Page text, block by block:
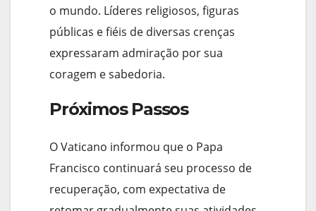
o mundo. Líderes religiosos, figuras
públicas e fiéis de diversas crenças
expressaram admiração por sua
coragem e sabedoria.
Próximos Passos
O Vaticano informou que o Papa
Francisco continuará seu processo de
recuperação, com expectativa de